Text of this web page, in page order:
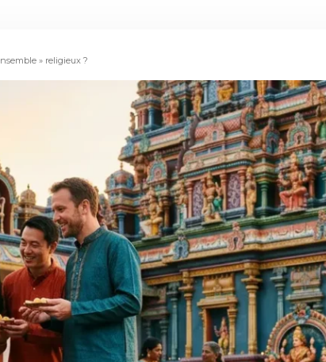
» religieux ?